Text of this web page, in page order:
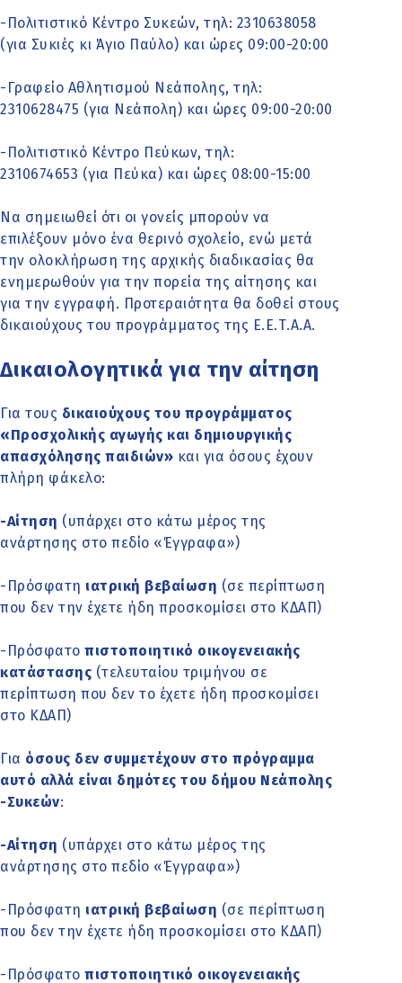
-Πολιτιστικό Κέντρο Συκεών, τηλ: 2310638058
(για Συκιές κι Άγιο Παύλο) και ώρες 09:00-20:00
-Γραφείο Αθλητισμού Νεάπολης, τηλ:
2310628475 (για Νεάπολη) και ώρες 09:00-20:00
-Πολιτιστικό Κέντρο Πεύκων, τηλ:
2310674653 (για Πεύκα) και ώρες 08:00-15:00
Να σημειωθεί ότι οι γονείς μπορούν να
επιλέξουν μόνο ένα θερινό σχολείο, ενώ μετά
την ολοκλήρωση της αρχικής διαδικασίας θα
ενημερωθούν για την πορεία της αίτησης και
για την εγγραφή. Προτεραιότητα θα δοθεί στους
δικαιούχους του προγράμματος της Ε.Ε.Τ.Α.Α.
Δικαιολογητικά για την αίτηση
Για τους δικαιούχους του προγράμματος
«Προσχολικής αγωγής και δημιουργικής
απασχόλησης παιδιών» και για όσους έχουν
πλήρη φάκελο:
-Αίτηση (υπάρχει στο κάτω μέρος της
ανάρτησης στο πεδίο «Έγγραφα»)
-Πρόσφατη ιατρική βεβαίωση (σε περίπτωση
που δεν την έχετε ήδη προσκομίσει στο ΚΔΑΠ)
-Πρόσφατο πιστοποιητικό οικογενειακής
κατάστασης (τελευταίου τριμήνου σε
περίπτωση που δεν τo έχετε ήδη προσκομίσει
στο ΚΔΑΠ)
Για όσους δεν συμμετέχουν στο πρόγραμμα
αυτό αλλά είναι δημότες του δήμου Νεάπολης
-Συκεών:
-Αίτηση (υπάρχει στο κάτω μέρος της
ανάρτησης στο πεδίο «Έγγραφα»)
-Πρόσφατη ιατρική βεβαίωση (σε περίπτωση
που δεν την έχετε ήδη προσκομίσει στο ΚΔΑΠ)
-Πρόσφατο πιστοποιητικό οικογενειακής